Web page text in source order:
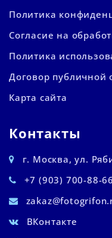
Политика
Согласие на
Политика
Договор публичной
Карта сайта
Контакты
г. Москва, ул.
+7 (903) 700-88-66
ВКонтакте